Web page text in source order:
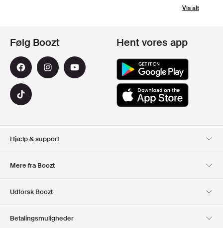
Vis alt
Hjælp & support
Mere fra Boozt
Club Boozt
Udforsk Boozt
Følg Boozt Hent vores app
Betalingsmuligheder